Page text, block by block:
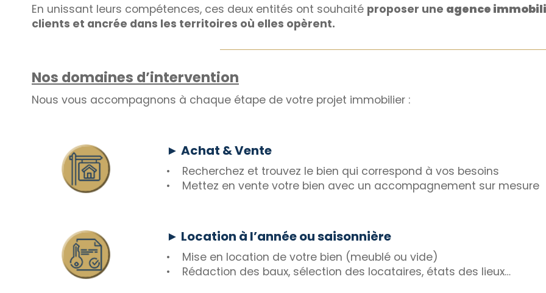
En unissant leurs compétences, ces deux entités ont souhaité proposer une agence
clients et ancrée dans les territoires où elles opèrent.
Nos domaines d’intervention
Nous vous accompagnons à chaque étape de votre projet immobilier :
► Achat & Vente
• Recherchez et trouvez le bien qui correspond à vos besoins
• Mettez en vente votre bien avec un accompagnement sur mesure
► Location à l’année ou saisonnière
• Mise en location de votre bien (meublé ou vide)
• Rédaction des baux, sélection des locataires, états des lieux…